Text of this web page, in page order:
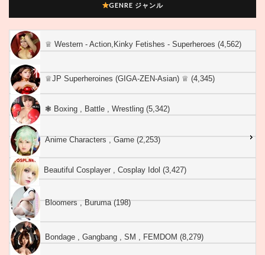
GENRE ジャンル
♕︎ Western - Action,Kinky Fetishes - Superheroes (4,562)
♕︎JP Superheroines (GIGA-ZEN-Asian) ♕︎ (4,345)
❃ Boxing , Battle , Wrestling (5,342)
Anime Characters , Game (2,253)
Beautiful Cosplayer , Cosplay Idol (3,427)
Bloomers , Buruma (198)
Bondage , Gangbang , SM , FEMDOM (8,279)